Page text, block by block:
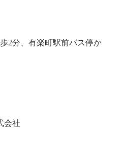
2分、有楽町駅前バス停か
会社